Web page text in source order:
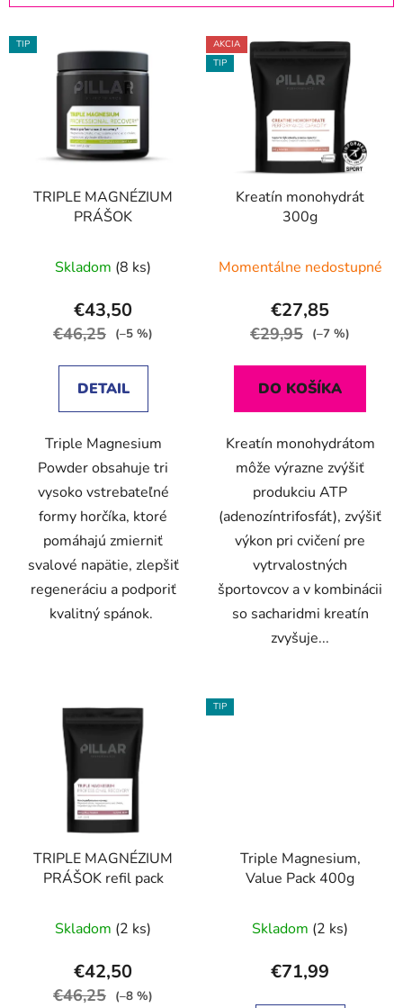
d
e
n
V
ý
TIP
TRIPLE MAGNÉZIUM
PRÁŠOK
Skladom (8 ks)
€43,50
€46,25 (–5 %)
DETAIL
Triple Magnesium
Powder obsahuje tri
vysoko vstrebateľné
formy horčíka, ktoré
pomáhajú zmierniť
svalové napätie, zlepšiť
regeneráciu a podporiť
kvalitný spánok.
AKCIA
TIP
Kreatín monohydrát
300g
Momentálne nedostupné
€27,85
€29,95 (–7 %)
DO KOŠÍKA
Kreatín monohydrátom
môže výrazne zvýšiť
produkciu ATP
(adenozíntrifosfát), zvýšiť
výkon pri cvičení pre
vytrvalostných
športovcov a v kombinácii
so sacharidmi kreatín
zvyšuje...
TRIPLE MAGNÉZIUM
PRÁŠOK refil pack
Skladom (2 ks)
€42,50
€46,25 (–8 %)
TIP
Triple Magnesium,
Value Pack 400g
Skladom (2 ks)
€71,99